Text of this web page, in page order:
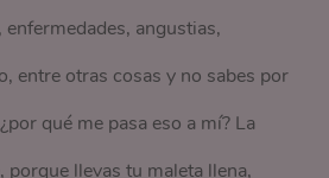
enfermedades, angustias,
entre otras cosas y no sabes por
qué me pasa eso a mí? La
porque llevas tu maleta llena,